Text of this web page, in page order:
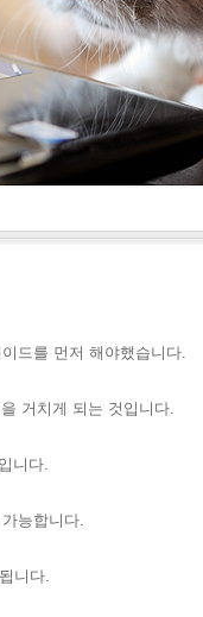
드를 먼저 해야했습니다.
거치게 되는 것입니다.
니다.
능합니다.
니다.